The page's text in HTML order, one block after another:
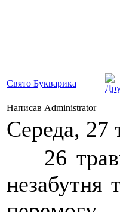
Свято Букварика
Написав Administrator
Середа, 27
26
незабутня